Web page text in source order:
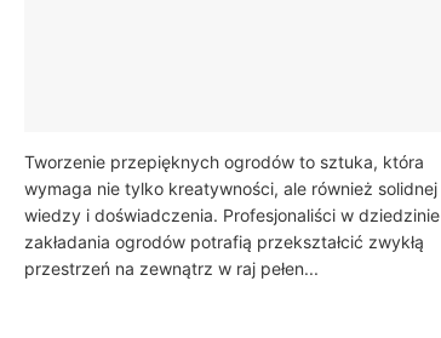
Tworzenie przepięknych ogrodów to sztuka, która
wymaga nie tylko kreatywności, ale również solidnej
wiedzy i doświadczenia. Profesjonaliści w dziedzinie
zakładania ogrodów potrafią przekształcić zwykłą
przestrzeń na zewnątrz w raj pełen...